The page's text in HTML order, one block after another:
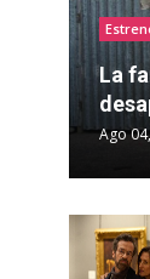
La
Ago